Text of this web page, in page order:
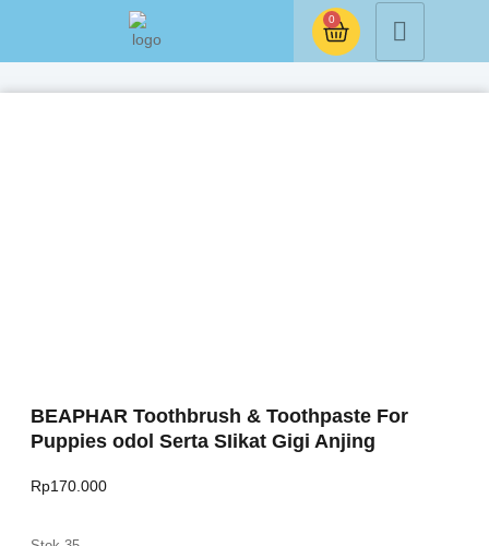
0
BEAPHAR Toothbrush & Toothpaste For
Puppies odol Serta SIikat Gigi Anjing
Rp170.000